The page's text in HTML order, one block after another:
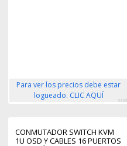
Para ver los precios debe estar
logueado. CLIC AQUÍ
3328
CONMUTADOR SWITCH KVM
1U OSD Y CABLES 16 PUERTOS